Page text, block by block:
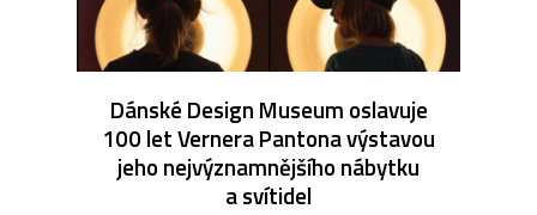
Dánské Design Museum oslavuje
100 let Vernera Pantona výstavou
jeho nejvýznamnějšího nábytku
a svítidel